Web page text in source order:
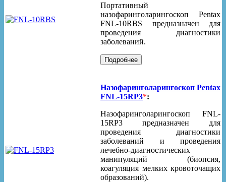
Портативный
назофаринголарингоскоп Pentax
FNL-10RBS предназначен для
проведения диагностики
заболеваний.
Назофаринголарингоскоп Pentax
FNL-15RP3*:
Назофаринголарингоскоп FNL-
15RP3 предназначен для
проведения диагностики
заболеваний и проведения
лечебно-диагностических
манипуляций (биопсия,
коагуляция мелких кровоточащих
образований).